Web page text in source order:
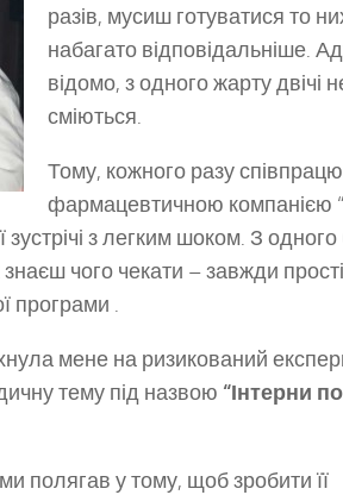
разів, мусиш готуватися то
набагато відповідальніше.
відомо, з одного жарту двічі
сміються.
Тому, кожного разу
фармацевтичною компанією
з легким шоком. З одного
чого чекати – завжди
програми .
мене на ризикований
тему під назвою “Інтерни
полягав у тому, щоб зробити її